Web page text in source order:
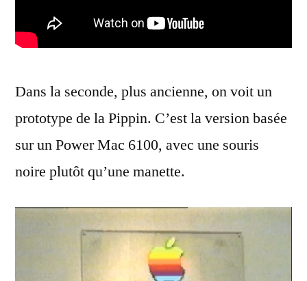
Dans la seconde, plus ancienne, on voit un
prototype de la Pippin. C’est la version basée
sur un Power Mac 6100, avec une souris
noire plutôt qu’une manette.